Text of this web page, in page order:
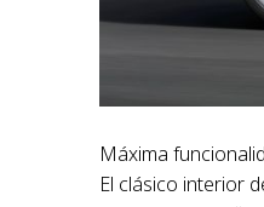
Máxima
El clásico interior